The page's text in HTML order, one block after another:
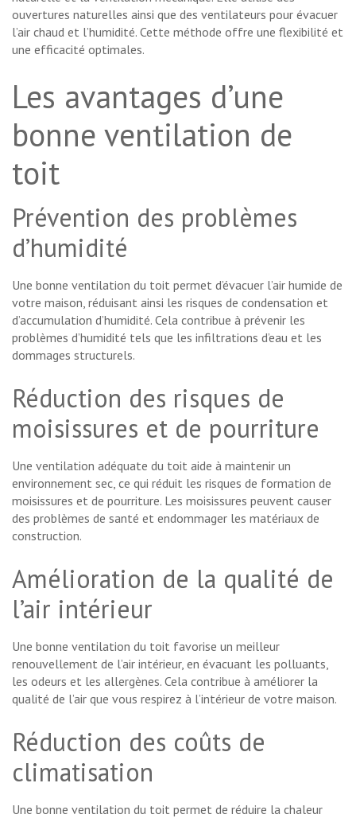
ouvertures naturelles ainsi que des ventilateurs pour évacuer
l’air chaud et l’humidité. Cette méthode offre une flexibilité et
une efficacité optimales.
Les avantages d’une
bonne ventilation de
toit
Prévention des problèmes
d’humidité
Une bonne ventilation du toit permet d’évacuer l’air humide de
votre maison, réduisant ainsi les risques de condensation et
d’accumulation d’humidité. Cela contribue à prévenir les
problèmes d’humidité tels que les infiltrations d’eau et les
dommages structurels.
Réduction des risques de
moisissures et de pourriture
Une ventilation adéquate du toit aide à maintenir un
environnement sec, ce qui réduit les risques de formation de
moisissures et de pourriture. Les moisissures peuvent causer
des problèmes de santé et endommager les matériaux de
construction.
Amélioration de la qualité de
l’air intérieur
Une bonne ventilation du toit favorise un meilleur
renouvellement de l’air intérieur, en évacuant les polluants,
les odeurs et les allergènes. Cela contribue à améliorer la
qualité de l’air que vous respirez à l’intérieur de votre maison.
Réduction des coûts de
climatisation
Une bonne ventilation du toit permet de réduire la chaleur